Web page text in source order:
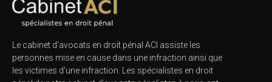
Le cabinet d’avocats en droit pénal ACI assiste les
personnes mise en cause dans une infraction ainsi que
les victimes d’une infraction. Les spécialistes en droit